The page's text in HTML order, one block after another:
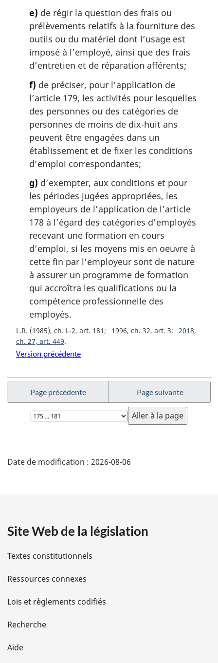
e) de régir la question des frais ou
prélèvements relatifs à la fourniture des
outils ou du matériel dont l’usage est
imposé à l’employé, ainsi que des frais
d’entretien et de réparation afférents;
f) de préciser, pour l’application de
l’article 179, les activités pour lesquelles
des personnes ou des catégories de
personnes de moins de dix-huit ans
peuvent être engagées dans un
établissement et de fixer les conditions
d’emploi correspondantes;
g) d’exempter, aux conditions et pour
les périodes jugées appropriées, les
employeurs de l’application de l’article
178 à l’égard des catégories d’employés
recevant une formation en cours
d’emploi, si les moyens mis en oeuvre à
cette fin par l’employeur sont de nature
à assurer un programme de formation
qui accroîtra les qualifications ou la
compétence professionnelle des
employés.
L.R. (1985), ch. L-2, art. 181 1996, ch. 32, art. 3
2018,
ch. 27, art. 449
Version précédente
Page précédente Page suivante
Choisissez
la
é
i
l
s
d
e
l
Date de modification : 2026-08-06
Site Web de la législation
Textes constitutionnels
Ressources connexes
Lois et règlements codifiés
Recherche
Aide